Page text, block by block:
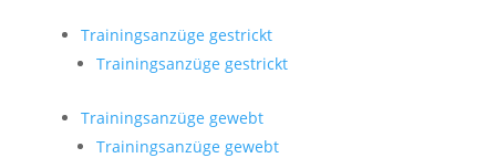
Trainingsanzüge gestrickt
Trainingsanzüge gestrickt
Trainingsanzüge gewebt
Trainingsanzüge gewebt